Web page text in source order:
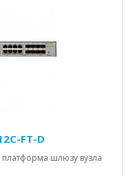
FT-D
платформа шлюзу вузла